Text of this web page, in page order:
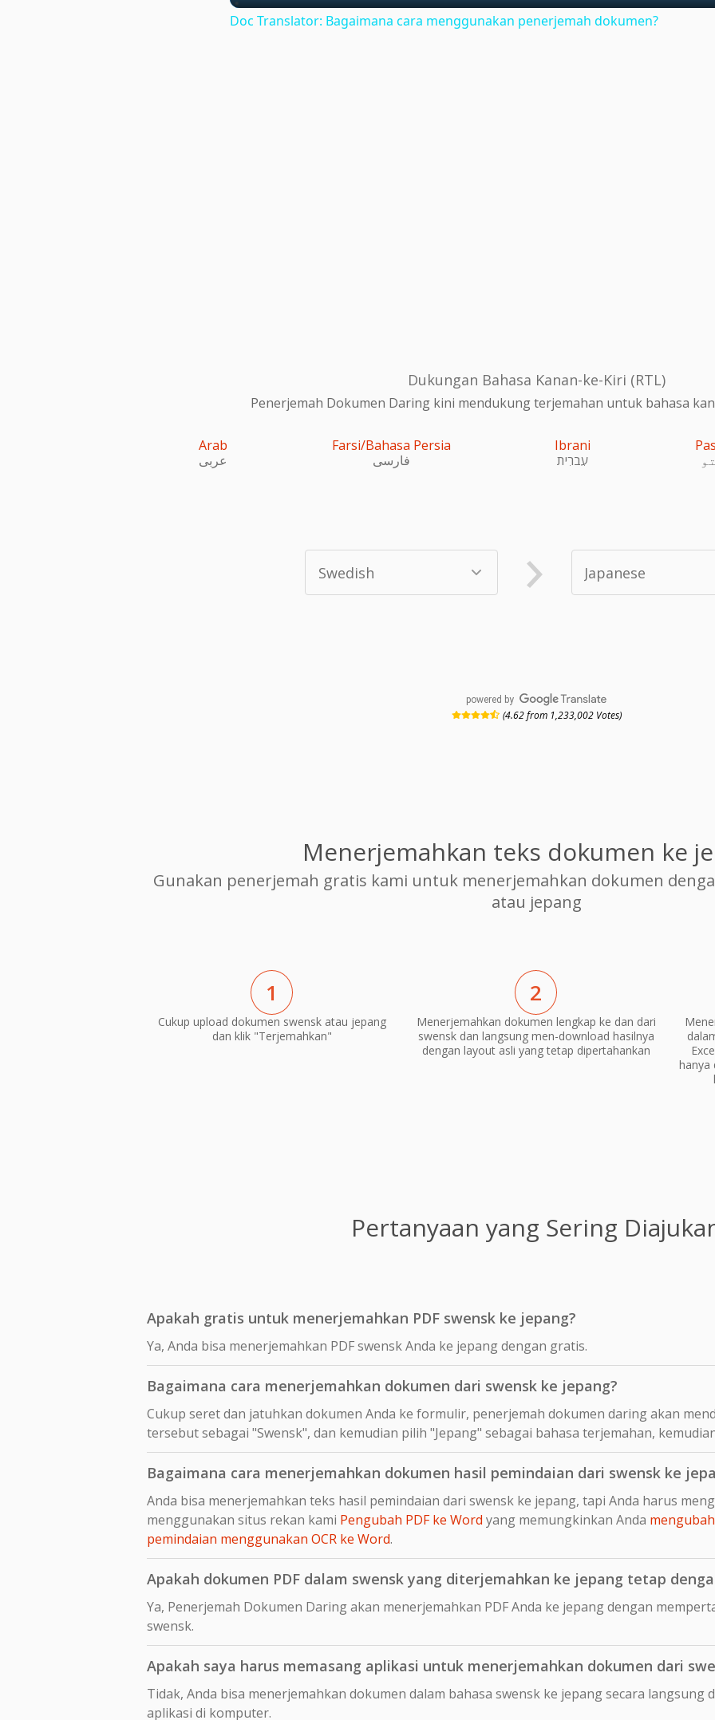
Doc Translator: Bagaimana cara menggunakan penerjemah dokumen?
Dukungan Bahasa Kanan-ke-Kiri (RTL)
Penerjemah Dokumen Daring kini mendukung terjemahan untuk bahasa
Arab
عربى
Farsi/Bahasa Persia
فارسی
Ibrani
עִברִית
powered by
(4.62 from 1,233,002 Votes)
Menerjemahkan teks dokumen ke
Gunakan penerjemah gratis kami untuk menerjemahkan dokumen
atau jepang
1
Cukup upload dokumen swensk atau jepang
dan klik "Terjemahkan"
2
Menerjemahkan dokumen lengkap ke dan dari
swensk dan langsung men-download hasilnya
dengan layout asli yang tetap dipertahankan
hanya
Pertanyaan yang Sering
Apakah gratis untuk menerjemahkan PDF swensk ke jepang?
Ya, Anda bisa menerjemahkan PDF swensk Anda ke jepang dengan gratis.
Bagaimana cara menerjemahkan dokumen dari swensk ke jepang?
Cukup seret dan jatuhkan dokumen Anda ke formulir, penerjemah dokumen daring akan
tersebut sebagai "Swensk", dan kemudian pilih "Jepang" sebagai bahasa terjemahan,
Bagaimana cara menerjemahkan dokumen hasil pemindaian dari swensk ke
Anda bisa menerjemahkan teks hasil pemindaian dari swensk ke jepang, tapi Anda harus
menggunakan situs rekan kami Pengubah PDF ke Word yang memungkinkan Anda
pemindaian menggunakan OCR ke Word.
Apakah dokumen PDF dalam swensk yang diterjemahkan ke jepang tetap
Ya, Penerjemah Dokumen Daring akan menerjemahkan PDF Anda ke jepang dengan
swensk.
Apakah saya harus memasang aplikasi untuk menerjemahkan dokumen dari
Tidak, Anda bisa menerjemahkan dokumen dalam bahasa swensk ke jepang secara langsung
aplikasi di komputer.